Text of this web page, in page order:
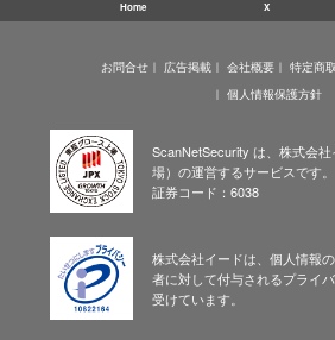
Home X
お問合せ 広告掲載 会社概要
特定商
個人情報保護方針
ScanNetSecurity は、株式会
場）の運営するサービスです。
証券コード：6038
株式会社イードは、個人情報
者に対して付与されるプライ
受けています。